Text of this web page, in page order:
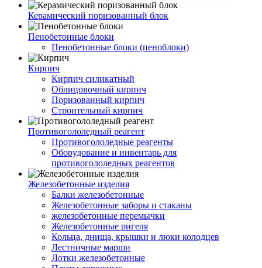
Керамический поризованный блок
Пенобетонные блоки
Пенобетонные блоки (пеноблоки)
Кирпич
Кирпич силикатный
Облицовочный кирпич
Поризованный кирпич
Строительный кирпич
Противогололедный реагент
Противогололедные реагенты
Оборудование и инвентарь для
противогололедных реагентов
Железобетонные изделия
Балки железобетонные
Железобетонные заборы и стаканы
железобетонные перемычки
Железобетонные ригеля
Кольца, днища, крышки и люки колодцев
Лестничные марши
Лотки железобетонные